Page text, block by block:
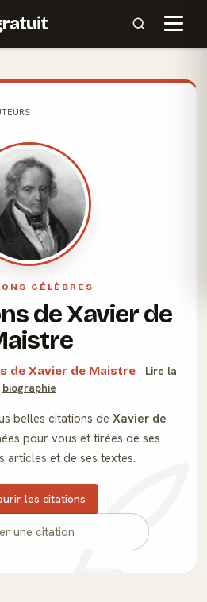
CÉLÈBRES
de Xavier de
de Xavier de Maistre
Lire la
biographie
belles citations de Xavier de
pour vous et tirées de ses
articles et de ses textes.
les citations